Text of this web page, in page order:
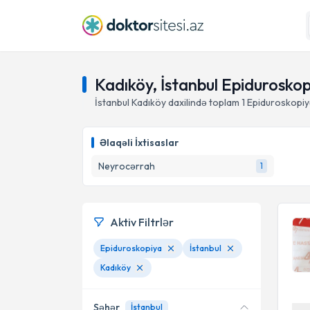
Kadıköy, İstanbul
İstanbul Kadıköy daxilində toplam 1
Əlaqəli İxtisaslar
Neyrocərrah
1
Aktiv Filtrlər
Epiduroskopiya
İstanbul
Kadıköy
Şəhər İstanbul